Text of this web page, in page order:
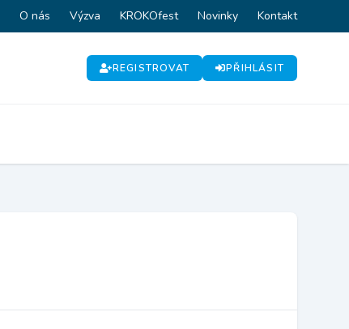
O nás Výzva KROKOfest Novinky Kontakt
REGISTROVAT PŘIHLÁSIT